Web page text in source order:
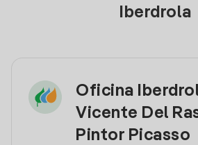
Iberdrola
Oficina
Vicente Del
Pintor Picasso